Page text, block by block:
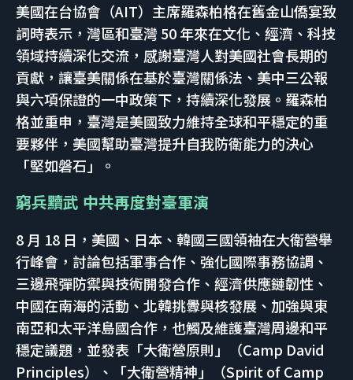
美國在台協會（AIT）主席羅森柏格在舊金山僑宴致
詞時表示，灣區和臺灣 50 年來在文化、經濟、科技
領域持續深化交流，感謝臺灣人對美國社會長期的
貢獻，讓臺美關係在基於臺灣關係法、美中三公報
與六項保證的一中政策下，持續深化發展。羅森柏
格並重申，臺灣是美國致力維持全球和平穩定的重
要夥伴，美國幫助臺灣提升自我防衛能力的決心
「堅如磐石」。
窮兵黷武 中共再度對臺軍演
8 月 18 日，美國、日本、韓國三國領袖在大衛營舉
行峰會，討論包括軍事合作、強化國際事務協調、
三邊飛彈防禦與技術開發合作、經濟供應鏈韌性、
中國在南海的活動、北韓挑釁與核發展、加強與東
南亞和太平洋島國合作，也觸及維護臺灣周邊和平
穩定議題，並發表「大衛營原則」（Camp David
Principles）、「大衛營精神」（Spirit of Camp